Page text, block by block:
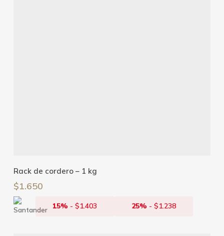
Añadir Al Carrito
Rack de cordero – 1 kg
$1.650
15% -$1.403 25% - $1.238